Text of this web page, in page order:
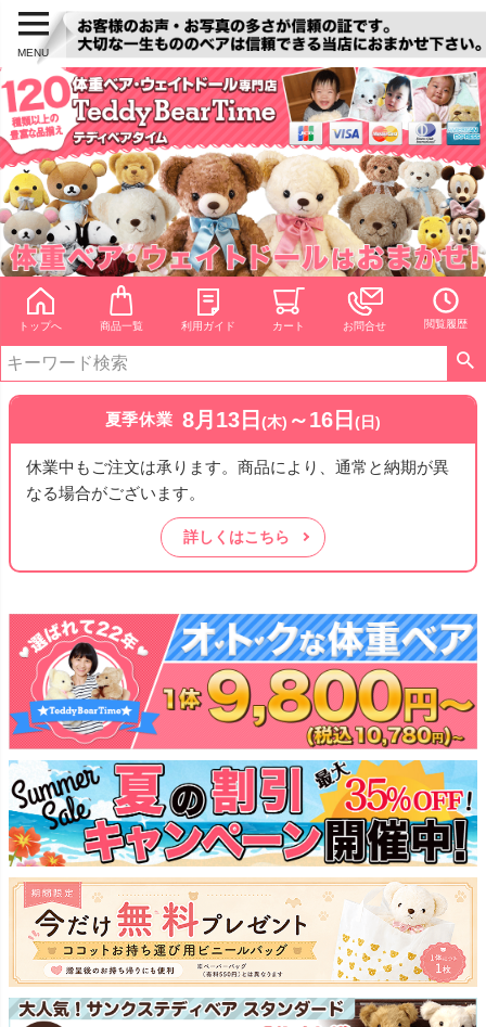
MENU
トップへ 商品一覧 利用ガイド カート お問合せ 閲覧履歴
夏季休業 8月13日(木) ～16日(日)
休業中もご注文は承ります。商品により、通常と納期が異
なる場合がございます。
詳しくはこちら